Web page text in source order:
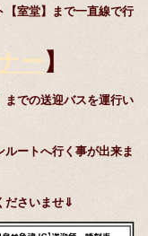
【室堂】まで一直線で行
ー】
までの送迎バスを運行い
ートへ行く事が出来ま
ださいませ⇓